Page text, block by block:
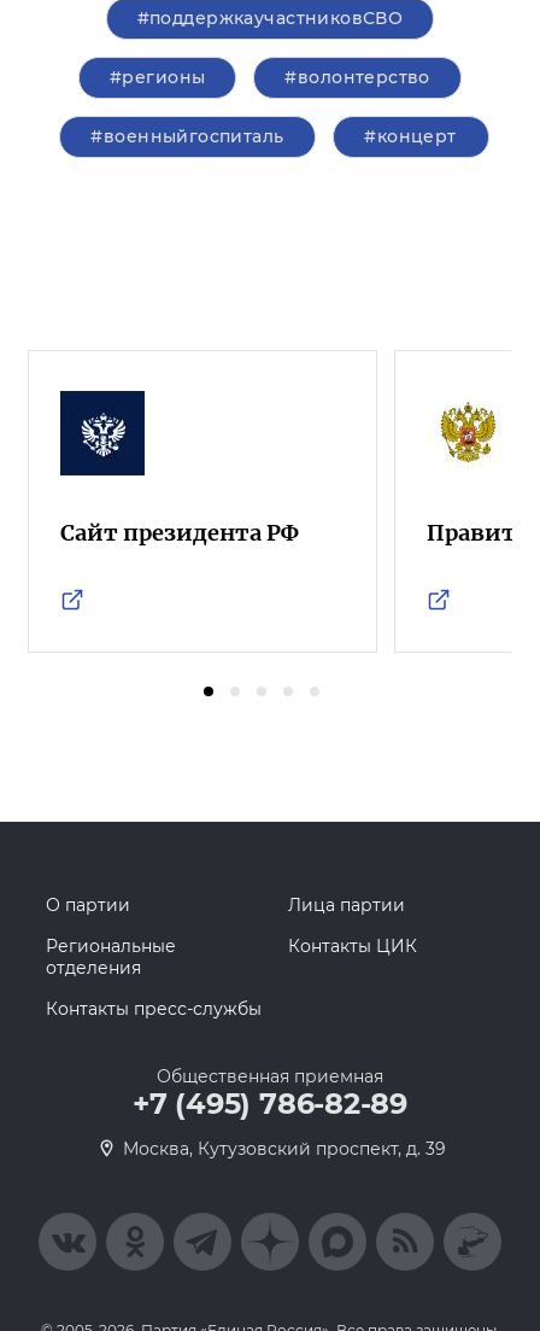
#поддержкаучастниковСВО
#регионы #волонтерство
#военныйгоспиталь #концерт
Сайт президента РФ
О партии
Лица партии
Региональные
отделения
Контакты ЦИК
Контакты пресс-службы
Общественная приемная
+7 (495) 786-82-89
Москва, Кутузовский проспект, д. 39